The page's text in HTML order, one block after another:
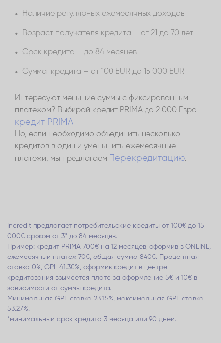
Наличие регулярных ежемесячных доходов
Возраст получателя кредита – от 21 до 70 лет
Срок кредита – до 84 месяцев
Сумма кредита – от 100 EUR до 15 000 EUR
Интересуют меньшие суммы с фиксированным
платежом? Выбирай кредит PRIMA до 2 000 Евро -
кредит PRIMA
Но, если необходимо объединить несколько
кредитов в один и уменьшить ежемесячные
платежи, мы предлагаем
Перекредитацию.
Incredit предлагает потребительские кредиты от 100€ до 15
000€ сроком от 3* до 84 месяцев.
Пример: кредит PRIMA 700€ на 12 месяцев, оформив в ONLINE,
ежемесячный платеж 70€, общая сумма 840€. Процентная
ставка 0%, GPL 41.30%, оформив кредит в центре
кредитования взымается плата за оформление 5€ и 10€ в
зависимости от суммы кредита.
Минимальная GPL ставка 23.15%, максимальная GPL ставка
53.27%.
*минимальный срок кредита 3 месяца или 90 дней.